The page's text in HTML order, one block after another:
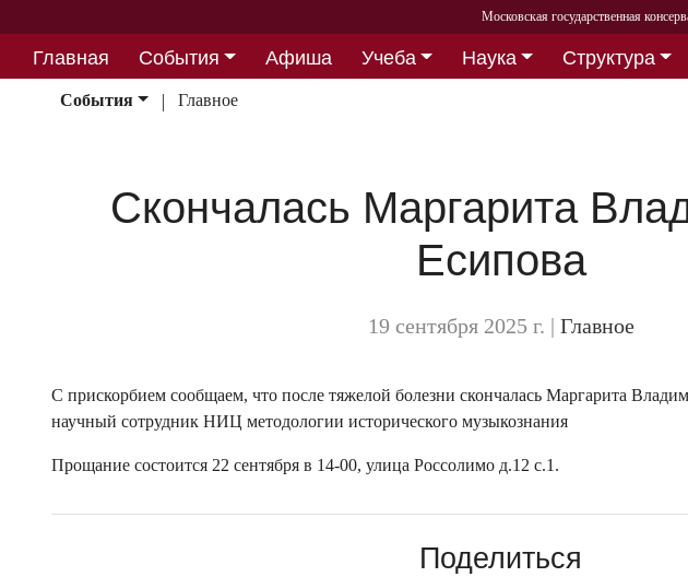
Московская государственная
Главная События Афиша Учеба Наука Структура
Партнерство
События Главное
Скончалась Маргарита
Есипова
19 сентября 2025 г. | Главное
С прискорбием сообщаем, что после тяжелой болезни скончалась Маргарита
научный сотрудник НИЦ методологии исторического музыкознания
Прощание состоится 22 сентября в 14-00, улица Россолимо д.12 с.1.
Поделиться